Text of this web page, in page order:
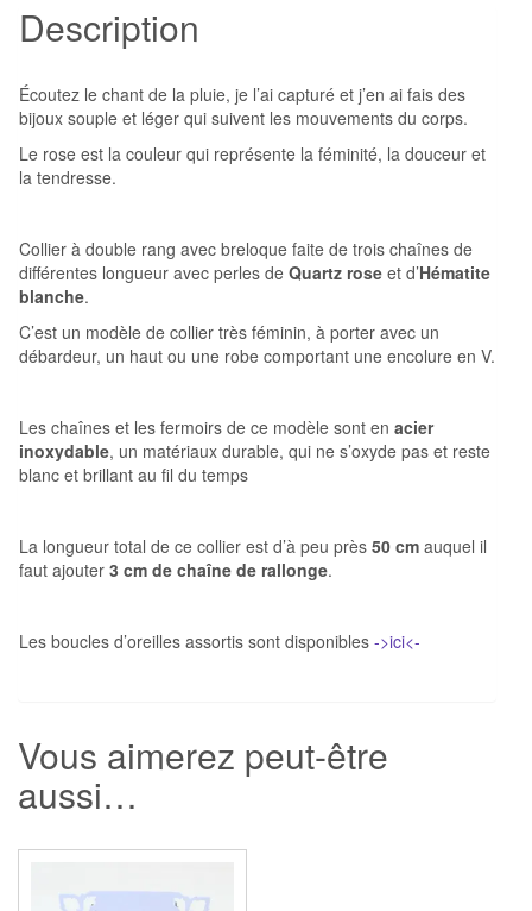
Description
Écoutez le chant de la pluie, je l’ai capturé et j’en ai fais des
bijoux souple et léger qui suivent les mouvements du corps.
Le rose est la couleur qui représente la féminité, la douceur et
la tendresse.
Collier à double rang avec breloque faite de trois chaînes de
différentes longueur avec perles de Quartz rose et d’Hématite
blanche.
C’est un modèle de collier très féminin, à porter avec un
débardeur, un haut ou une robe comportant une encolure en V.
Les chaînes et les fermoirs de ce modèle sont en acier
inoxydable, un matériaux durable, qui ne s’oxyde pas et reste
blanc et brillant au fil du temps
La longueur total de ce collier est d’à peu près 50 cm auquel il
faut ajouter 3 cm de chaîne de rallonge.
Les boucles d’oreilles assortis sont disponibles ->ici<-
Vous aimerez peut-être
aussi…